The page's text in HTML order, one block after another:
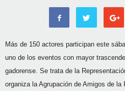
Más de 150 actores participan este
uno de los eventos con mayor
gadorense. Se trata de la
organiza la Agrupación de Amigos de